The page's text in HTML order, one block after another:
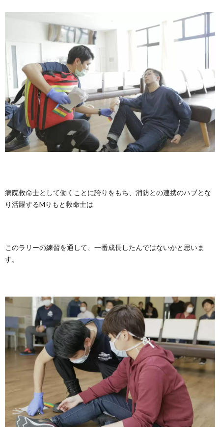
病院救命士として働くことに誇りをもち、消防との連携のハブとな
り活躍するMりもと救命士は
このラリーの練習を通して、一番成長したんではないかと思いま
す。